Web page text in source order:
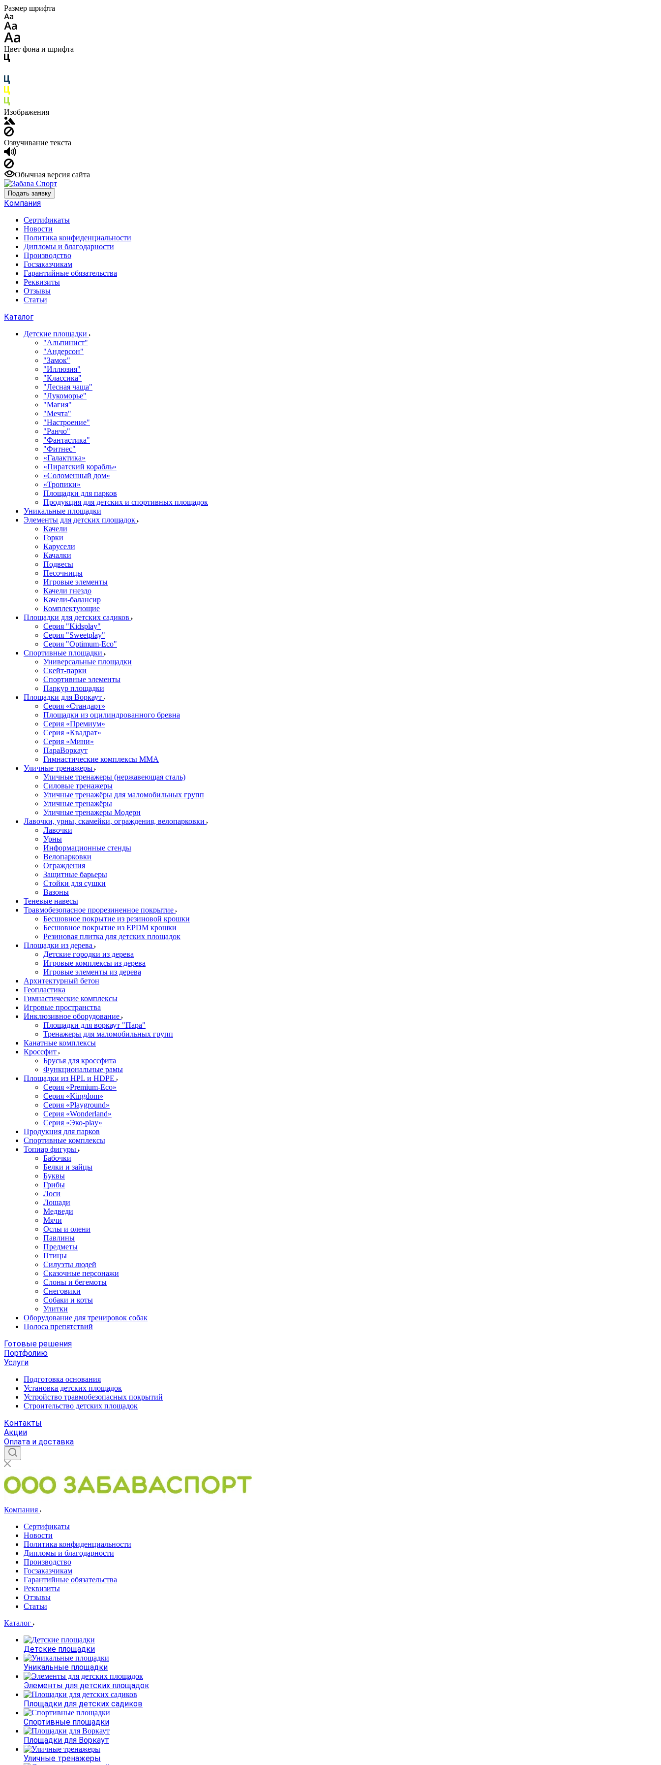
Размер шрифта
Цвет фона и шрифта
Изображения
Озвучивание текста
Обычная версия сайта
Подать заявку
Компания
Сертификаты
Новости
Политика конфиденциальности
Дипломы и благодарности
Производство
Госзаказчикам
Гарантийные обязательства
Реквизиты
Отзывы
Статьи
Каталог
Детские площадки
"Альпинист"
"Андерсон"
"Замок"
"Иллюзия"
"Классика"
"Лесная чаща"
"Лукоморье"
"Магия"
"Мечта"
"Настроение"
"Ранчо"
"Фантастика"
"Фитнес"
«Галактика»
«Пиратский корабль»
«Соломенный дом»
«Тропики»
Площадки для парков
Продукция для детских и спортивных площадок
Уникальные площадки
Элементы для детских площадок
Качели
Горки
Карусели
Качалки
Подвесы
Песочницы
Игровые элементы
Качели гнездо
Качели-балансир
Комплектующие
Площадки для детских садиков
Серия "Kidsplay"
Серия "Sweetplay"
Серия "Оptimum-Еco"
Спортивные площадки
Универсальные площадки
Скейт-парки
Спортивные элементы
Паркур площадки
Площадки для Воркаут
Серия «Стандарт»
Площадки из оцилиндрованного бревна
Серия «Премиум»
Серия «Квадрат»
Серия «Мини»
ПараВоркаут
Гимнастические комплексы ММА
Уличные тренажеры
Уличные тренажеры (нержавеющая сталь)
Силовые тренажеры
Уличные тренажёры для маломобильных групп
Уличные тренажёры
Уличные тренажеры Модерн
Лавочки, урны, скамейки, ограждения, велопарковки
Лавочки
Урны
Информационные стенды
Велопарковки
Ограждения
Защитные барьеры
Стойки для сушки
Вазоны
Теневые навесы
Травмобезопасное прорезиненное покрытие
Бесшовное покрытие из резиновой крошки
Бесшовное покрытие из EPDM крошки
Резиновая плитка для детских площадок
Площадки из дерева
Детские городки из дерева
Игровые комплексы из дерева
Игровые элементы из дерева
Архитектурный бетон
Геопластика
Гимнастические комплексы
Игровые пространства
Инклюзивное оборудование
Площадки для воркаут "Пара"
Тренажеры для маломобильных групп
Канатные комплексы
Кроссфит
Брусья для кроссфита
Функциональные рамы
Площадки из HPL и HDPE
Серия «Premium-Eco»
Серия «Kingdom»
Серия «Playground»
Серия «Wonderland»
Серия «Эко-play»
Продукция для парков
Спортивные комплексы
Топиар фигуры
Бабочки
Белки и зайцы
Буквы
Грибы
Лоси
Лошади
Медведи
Мячи
Ослы и олени
Павлины
Предметы
Птицы
Силуэты людей
Сказочные персонажи
Слоны и бегемоты
Снеговики
Собаки и коты
Улитки
Оборудование для тренировок собак
Полоса препятствий
Готовые решения
Портфолию
Услуги
Подготовка основания
Установка детских площадок
Устройство травмобезопасных покрытий
Строительство детских площадок
Контакты
Акции
Оплата и доставка
Компания
Сертификаты
Новости
Политика конфиденциальности
Дипломы и благодарности
Производство
Госзаказчикам
Гарантийные обязательства
Реквизиты
Отзывы
Статьи
Каталог
Детские площадки
Уникальные площадки
Элементы для детских площадок
Площадки для детских садиков
Спортивные площадки
Площадки для Воркаут
Уличные тренажеры